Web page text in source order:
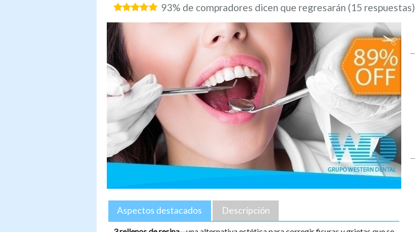
93% de compradores dicen que regresarán (15 respuestas)
Aspectos destacados Descripción